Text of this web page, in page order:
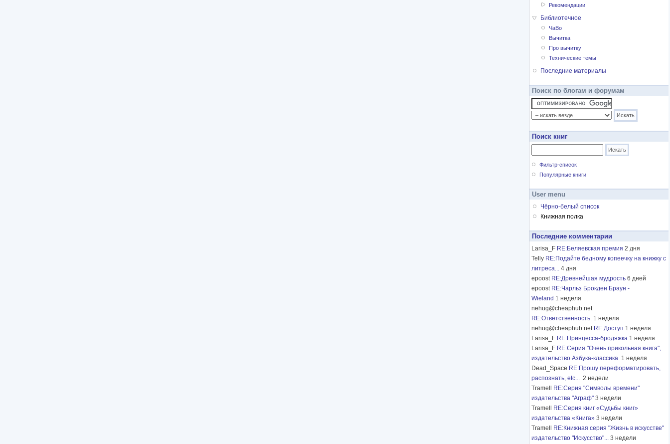
Рекомендации
Библиотечное
ЧаВо
Вычитка
Про вычитку
Технические темы
Последние материалы
Поиск по блогам и форумам
Поиск книг
Фильтр-список
Популярные книги
User menu
Чёрно-белый список
Книжная полка
Последние комментарии
Larisa_F RE:Беляевская премия 2 дня
Telly RE:Подайте бедному копеечку на книжку с
литреса... 4 дня
epoost RE:Древнейшая мудрость 6 дней
epoost RE:Чарльз Брокден Браун -
Wieland 1 неделя
nehug@cheaphub.net
RE:Ответственность. 1 неделя
nehug@cheaphub.net RE:Доступ 1 неделя
Larisa_F RE:Принцесса-бродяжка 1 неделя
Larisa_F RE:Серия "Очень прикольная книга",
издательство Азбука-классика 1 неделя
Dead_Space RE:Прошу переформатировать,
распознать, etc... 2 недели
Tramell
RE:Серия "Символы времени"
издательства "Аграф" 3 недели
Tramell
RE:Серия книг «Судьбы книг»
издательства «Книга» 3 недели
Tramell
RE:Книжная серия "Жизнь в искусстве"
издательство "Искусство"... 3 недели